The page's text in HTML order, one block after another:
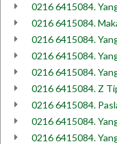
0216 6415084.
0216 6415084.
0216 6415084.
0216 6415084.
0216 6415084.
0216 6415084. Z
0216 6415084.
0216 6415084.
0216 6415084.